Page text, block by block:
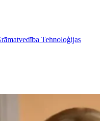
Tehnoloģijas